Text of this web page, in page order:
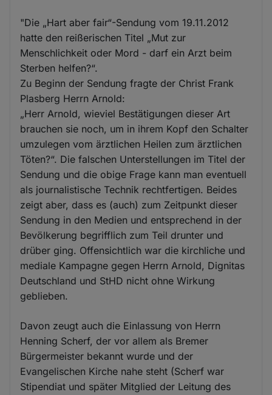
"Die „Hart aber fair“-Sendung vom 19.11.2012
hatte den reißerischen Titel „Mut zur
Menschlichkeit oder Mord - darf ein Arzt beim
Sterben helfen?“.
Zu Beginn der Sendung fragte der Christ Frank
Plasberg Herrn Arnold:
„Herr Arnold, wieviel Bestätigungen dieser Art
brauchen sie noch, um in ihrem Kopf den Schalter
umzulegen vom ärztlichen Heilen zum ärztlichen
Töten?“. Die falschen Unterstellungen im Titel der
Sendung und die obige Frage kann man eventuell
als journalistische Technik rechtfertigen. Beides
zeigt aber, dass es (auch) zum Zeitpunkt dieser
Sendung in den Medien und entsprechend in der
Bevölkerung begrifflich zum Teil drunter und
drüber ging. Offensichtlich war die kirchliche und
mediale Kampagne gegen Herrn Arnold, Dignitas
Deutschland und StHD nicht ohne Wirkung
geblieben.
Davon zeugt auch die Einlassung von Herrn
Henning Scherf, der vor allem als Bremer
Bürgermeister bekannt wurde und der
Evangelischen Kirche nahe steht (Scherf war
Stipendiat und später Mitglied der Leitung des